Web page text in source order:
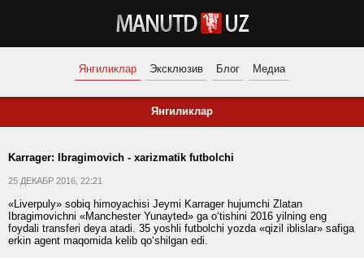
Янгиликлар Эксклюзив Блог Медиа
Янгиликлар
Karrager: Ibragimovich - xarizmatik futbolchi
25 ДЕКАБР 2016, 22:21
«Liverpuly» sobiq himoyachisi Jeymi Karrager hujumchi Zlatan
Ibragimovichni «Manchester Yunayted» ga o‘tishini 2016 yilning eng
foydali transferi deya atadi. 35 yoshli futbolchi yozda «qizil iblislar» safiga
erkin agent maqomida kelib qo‘shilgan edi.